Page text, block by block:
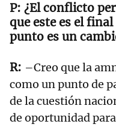
¿El conflicto
que este es el final
punto es un
–Creo que la
como un punto de
de la cuestión
de oportunidad